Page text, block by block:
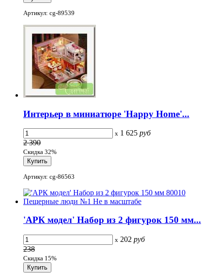
Артикул: cg-89539
Интерьер в миниатюре 'Happy Home'...
x 1 625 руб
2 390
Скидка 32%
Артикул: cg-86563
'АРК модел' Набор из 2 фигурок 150 мм...
x 202 руб
238
Скидка 15%